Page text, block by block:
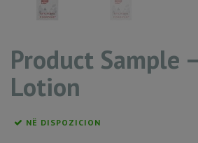
Product Sample
Lotion
NË DISPOZICION